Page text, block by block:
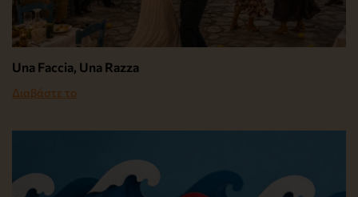
Una Faccia, Una Razza
Διαβάστε το